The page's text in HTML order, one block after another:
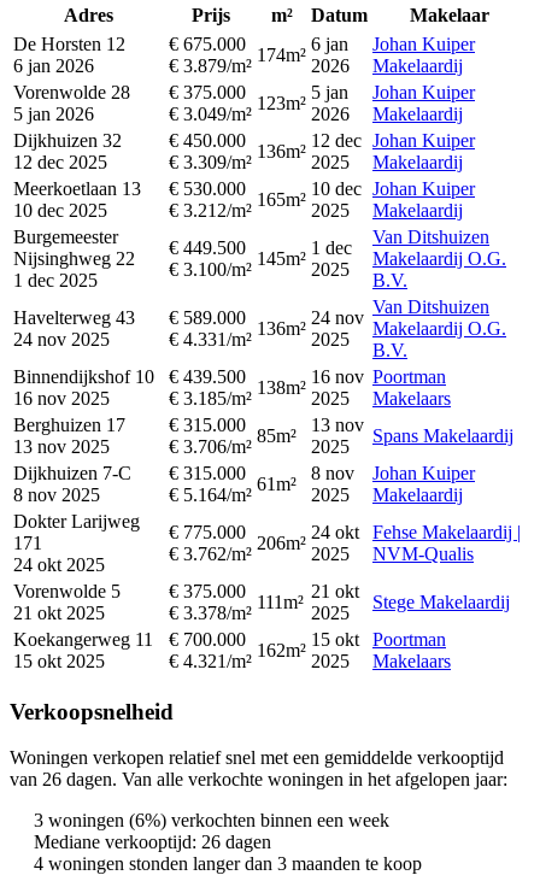
Adres Prijs m² Datum
Makelaar
De Horsten 12
6 jan 2026
€ 675.000
€ 3.879/m²
174m²
6 jan
2026
Johan Kuiper
Makelaardij
Vorenwolde 28
5 jan 2026
€ 375.000
€ 3.049/m²
123m²
5 jan
2026
Johan Kuiper
Makelaardij
Dijkhuizen 32
12 dec 2025
€ 450.000
€ 3.309/m²
136m²
12 dec
2025
Johan Kuiper
Makelaardij
Meerkoetlaan 13
10 dec 2025
€ 530.000
€ 3.212/m²
165m²
10 dec
2025
Johan Kuiper
Makelaardij
Burgemeester
Nijsinghweg 22
1 dec 2025
€ 449.500
€ 3.100/m²
145m²
1 dec
2025
Van Ditshuizen
Makelaardij O.G.
B.V.
Havelterweg 43
24 nov 2025
€ 589.000
€ 4.331/m²
136m²
24 nov
2025
Van Ditshuizen
Makelaardij O.G.
B.V.
Binnendijkshof 10
16 nov 2025
€ 439.500
€ 3.185/m²
138m²
16 nov
2025
Poortman
Makelaars
Berghuizen 17
13 nov 2025
€ 315.000
€ 3.706/m²
85m²
13 nov
2025
Spans Makelaardij
Dijkhuizen 7-C
8 nov 2025
€ 315.000
€ 5.164/m²
61m²
8 nov
2025
Johan Kuiper
Makelaardij
Dokter Larijweg
171
24 okt 2025
€ 775.000
€ 3.762/m²
206m²
24 okt
2025
Fehse Makelaardij |
NVM-Qualis
Vorenwolde 5
21 okt 2025
€ 375.000
€ 3.378/m²
111m²
21 okt
2025
Stege Makelaardij
Koekangerweg 11
15 okt 2025
€ 700.000
€ 4.321/m²
162m²
15 okt
2025
Poortman
Makelaars
Verkoopsnelheid
Woningen verkopen relatief snel met een gemiddelde verkooptijd
van 26 dagen. Van alle verkochte woningen in het afgelopen jaar:
3 woningen (6%) verkochten binnen een week
Mediane verkooptijd: 26 dagen
4 woningen stonden langer dan 3 maanden te koop